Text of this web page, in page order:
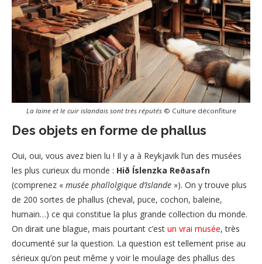
La laine et le cuir islandais sont très réputés© Culture déconfiture
Des objets en forme de phallus
Oui, oui, vous avez bien lu ! Il y a à Reykjavik l’un des musées
les plus curieux du monde : Hið Íslenzka Reðasafn
(comprenez « musée phallolgique d’Islande »). On y trouve plus
de 200 sortes de phallus (cheval, puce, cochon, baleine,
humain…) ce qui constitue la plus grande collection du monde.
On dirait une blague, mais pourtant c’est un vrai musée, très
documenté sur la question. La question est tellement prise au
sérieux qu’on peut même y voir le moulage des phallus des